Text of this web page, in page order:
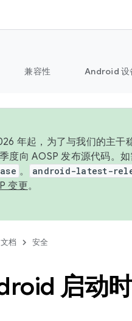
兼容性 Android 设
年起，为了与我们的主干
度向 AOSP 发布源代码。
。 android-latest-
变更。
文档 安全
启动